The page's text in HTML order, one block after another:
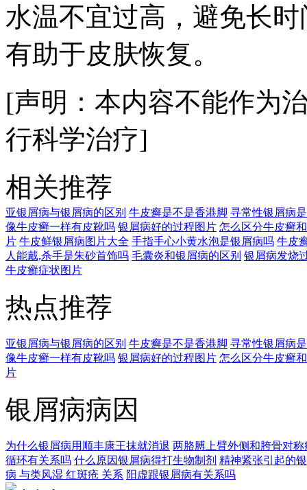
水温不宜过高，避免长
有助于皮肤恢复。
[声明：本内容不能作为
行科学治疗]
相关推荐
亚银屑病与银屑病的区别 牛皮癣是不是香港脚 寻常性银屑病
像牛皮癣一样有皮靴吗 银屑病好的过程图片 怎么区分牛皮癣
片 牛皮鲜银屑病图片大全 手指手心小黄水泡是银屑病吗 牛皮
人能戴,杀手是朱砂首饰吗 毛囊炎和银屑病的区别 银屑病发烧
牛皮癣症状图片
热点推荐
亚银屑病与银屑病的区别 牛皮癣是不是香港脚 寻常性银屑病
像牛皮癣一样有皮靴吗 银屑病好的过程图片 怎么区分牛皮癣
片
银屑病病因
为什么银屑病用顺丰康王抹就消退 两胳膊上臂外侧和胯骨对
循环有关系吗 什么原因银屑病得打生物制剂 精神紧张引起的
病 与类风湿 红斑疮 关系 阳虚跟银屑病有关系吗